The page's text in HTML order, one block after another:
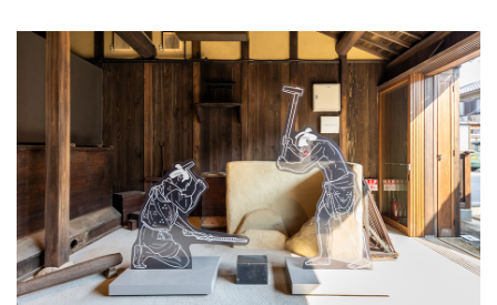
堺観光レンタサイクル
モデルコース
体験プラン・ツアー
特集
開花情報